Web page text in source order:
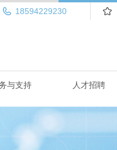
18594229230
与支持 人才招聘